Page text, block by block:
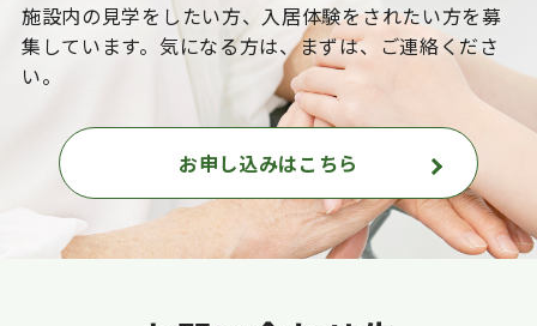
施設内の見学をしたい方、入居体験をされたい方を募
集しています。気になる方は、まずは、ご連絡くださ
い。
お申し込みはこちら